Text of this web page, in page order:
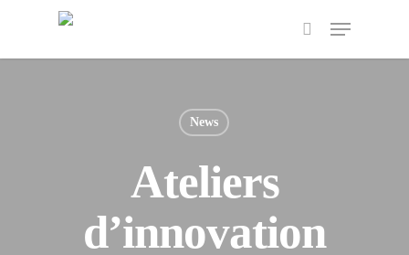
News
Ateliers
d’innovation